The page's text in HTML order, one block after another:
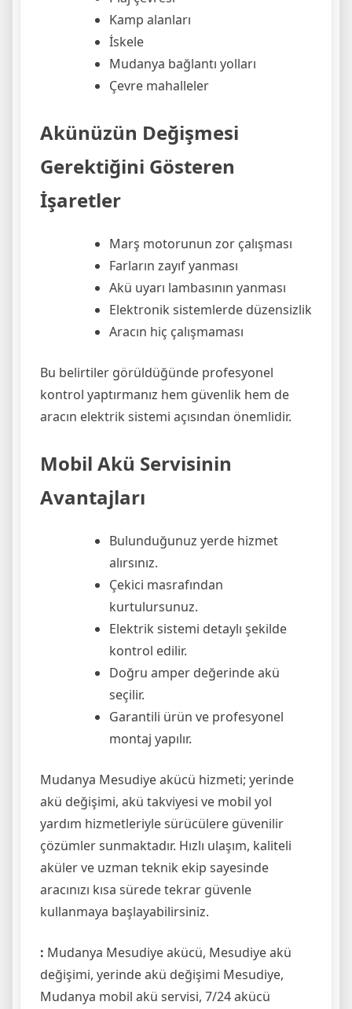
Kamp alanları
İskele
Mudanya bağlantı yolları
Çevre mahalleler
Akünüzün Değişmesi
Gerektiğini Gösteren
İşaretler
Marş motorunun zor çalışması
Farların zayıf yanması
Akü uyarı lambasının yanması
Elektronik sistemlerde düzensizlik
Aracın hiç çalışmaması
Bu belirtiler görüldüğünde profesyonel
kontrol yaptırmanız hem güvenlik hem de
aracın elektrik sistemi açısından önemlidir.
Mobil Akü Servisinin
Avantajları
Bulunduğunuz yerde hizmet
alırsınız.
Çekici masrafından
kurtulursunuz.
Elektrik sistemi detaylı şekilde
kontrol edilir.
Doğru amper değerinde akü
seçilir.
Garantili ürün ve profesyonel
montaj yapılır.
Mudanya Mesudiye akücü hizmeti; yerinde
akü değişimi, akü takviyesi ve mobil yol
yardım hizmetleriyle sürücülere güvenilir
çözümler sunmaktadır. Hızlı ulaşım, kaliteli
aküler ve uzman teknik ekip sayesinde
aracınızı kısa sürede tekrar güvenle
kullanmaya başlayabilirsiniz.
: Mudanya Mesudiye akücü, Mesudiye akü
değişimi, yerinde akü değişimi Mesudiye,
Mudanya mobil akü servisi, 7/24 akücü